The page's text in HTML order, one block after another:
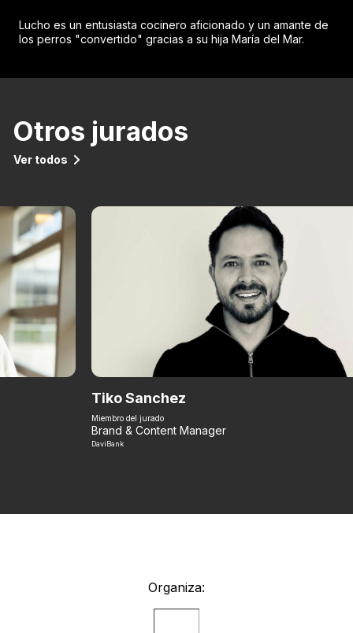
Lucho es un entusiasta cocinero aficionado y un amante de
los perros "convertido" gracias a su hija María del Mar.
Otros jurados
Ver todos
Tiko Sanchez
Miembro del jurado
Brand & Content Manager
DaviBank
Organiza: